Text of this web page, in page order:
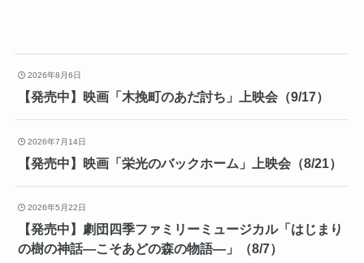
2026年8月6日
【発売中】映画「木挽町のあだ討ち」上映会（9/17）
2026年7月14日
【発売中】映画「栄光のバックホーム」上映会（8/21）
2026年5月22日
【発売中】劇団四季ファミリーミュージカル「はじまり
の樹の神話―こそあどの森の物語―」（8/7）